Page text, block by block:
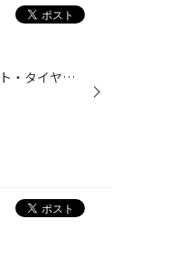
いつも当店webをご回覧いただき、誠にありがとうございます。 コクピット・タイヤ館より、ホイールご検討中のお客様へ 特別なご案内です。 RAYS TE37SONIC SL に特別仕様がラインナップ TE37SONIC SL TK・CP version Super Lap（SL）が示す、研ぎ澄まされた走りのための思想を宿した VOLK RACING TE...